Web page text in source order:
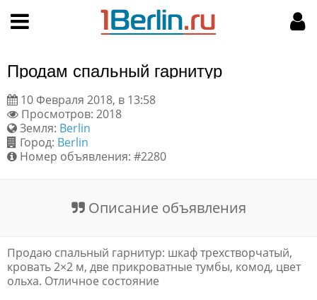
Поиск
Пользовательское соглашение
Правила доски объявлений
Цены на услуги
МОЙ АККАУНТ
Мои объявления
Продам спальный гарнитур
10 Февраля 2018, в 13:58
Просмотров: 2018
Земля: Berlin
Город: Berlin
Номер объявления: #2280
Описание объявления
Продаю спальный гарнитур: шкаф трехстворчатый,
кровать 2×2 м, две прикроватные тумбы, комод, цвет
ольха. Отличное состояние